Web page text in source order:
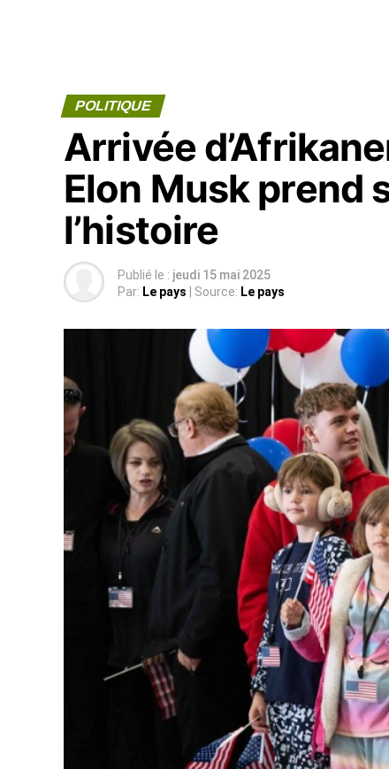
POLITIQUE
Arrivée
Elon Musk prend
l’histoire
Publié le : jeudi 15 mai 2025
Par: Le pays | Source: Le pays